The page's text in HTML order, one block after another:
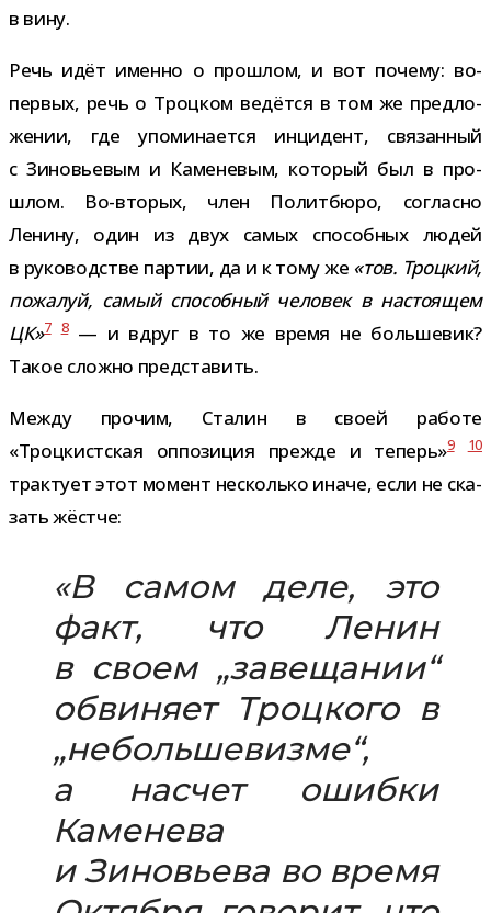
в вину.
Речь идёт именно о про­шлом, и вот почему: во-​
первых, речь о Троцком ведётся в том же пред­ло­
же­нии, где упо­ми­на­ется инци­дент, свя­зан­ный
с Зиновьевым и Каменевым, кото­рый был в про­
шлом. Во-​вторых, член Политбюро, согласно
Ленину, один из двух самых спо­соб­ных людей
в руко­вод­стве пар­тии, да и к тому же «тов. Троцкий,
пожа­луй, самый спо­соб­ный чело­век в насто­я­щем
ЦК»7 8— и вдруг в то же время не боль­ше­вик?
Такое сложно представить.
Между про­чим, Сталин в своей работе
«Троцкистская оппо­зи­ция прежде и теперь»9 10
трак­тует этот момент несколько иначе, если не ска­
зать жёстче:
«В самом деле, это
факт, что Ленин
в своем „заве­ща­нии“
обви­няет Троцкого в
„неболь­ше­визме“,
а насчет ошибки
Каменева
и Зиновьева во время